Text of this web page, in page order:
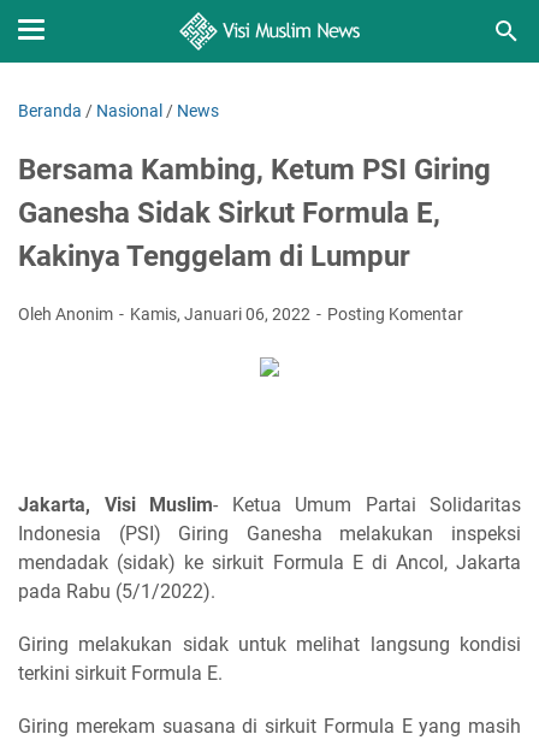
Beranda / Nasional / News
Bersama Kambing, Ketum PSI Giring
Ganesha Sidak Sirkut Formula E,
Kakinya Tenggelam di Lumpur
Oleh Anonim Kamis, Januari 06, 2022 Posting Komentar
Jakarta, Visi Muslim- Ketua Umum Partai Solidaritas
Indonesia (PSI) Giring Ganesha melakukan inspeksi
mendadak (sidak) ke sirkuit Formula E di Ancol, Jakarta
pada Rabu (5/1/2022).
Giring melakukan sidak untuk melihat langsung kondisi
terkini sirkuit Formula E.
Giring merekam suasana di sirkuit Formula E yang masih